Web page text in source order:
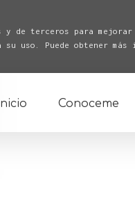
y de terceros para mejorar
uso. Puede obtener más
Conoceme